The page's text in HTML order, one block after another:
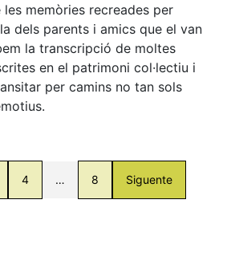
memòries recreades per
dels parents i amics que el van
la transcripció de moltes
en el patrimoni col·lectiu i
per camins no tan sols
4 … 8 Siguente